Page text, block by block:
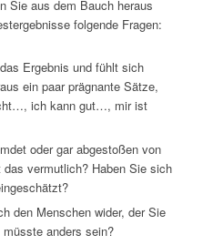
Sie aus dem Bauch heraus
folgende Fragen:
Ergebnis und fühlt sich
ein paar prägnante Sätze,
ich kann gut…, mir ist
oder gar abgestoßen von
vermutlich? Haben Sie sich
den Menschen wider, der Sie
anders sein?